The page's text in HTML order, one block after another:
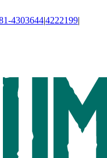
4303644|4222199|